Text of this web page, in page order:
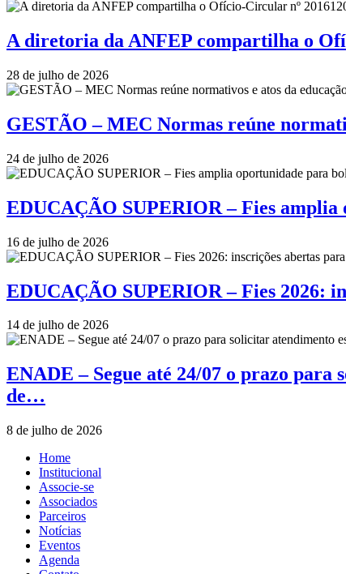
A diretoria da ANFEP compartilha o
28 de julho de 2026
GESTÃO – MEC Normas reúne
24 de julho de 2026
EDUCAÇÃO SUPERIOR – Fies
16 de julho de 2026
EDUCAÇÃO SUPERIOR – Fies 2026:
14 de julho de 2026
ENADE – Segue até 24/07 o prazo para
de…
8 de julho de 2026
Home
Institucional
Associe-se
Associados
Parceiros
Notícias
Eventos
Agenda